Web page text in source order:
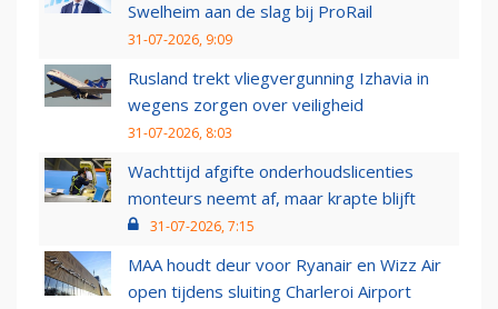
Swelheim aan de slag bij ProRail
31-07-2026, 9:09
Rusland trekt vliegvergunning Izhavia in
wegens zorgen over veiligheid
31-07-2026, 8:03
Wachttijd afgifte onderhoudslicenties
monteurs neemt af, maar krapte blijft
31-07-2026, 7:15
MAA houdt deur voor Ryanair en Wizz Air
open tijdens sluiting Charleroi Airport